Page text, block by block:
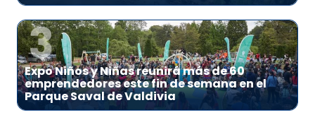
3
Expo Niños y Niñas reunirá más de 60
emprendedores este fin de semana en el
Parque Saval de Valdivia